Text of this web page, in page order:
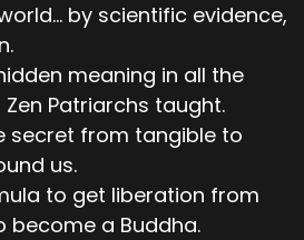
by scientific evidence,
meaning in all the
Patriarchs taught.
secret from tangible to
us.
to get liberation from
become a Buddha.